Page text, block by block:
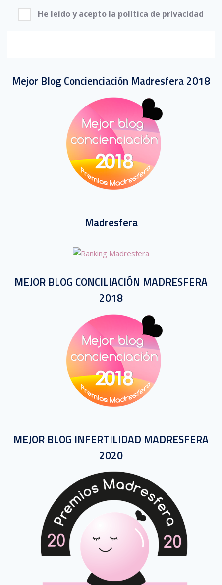
He leído y acepto la política de privacidad
Mejor Blog Concienciación Madresfera 2018
Madresfera
MEJOR BLOG CONCILIACIÓN MADRESFERA
2018
MEJOR BLOG INFERTILIDAD MADRESFERA
2020